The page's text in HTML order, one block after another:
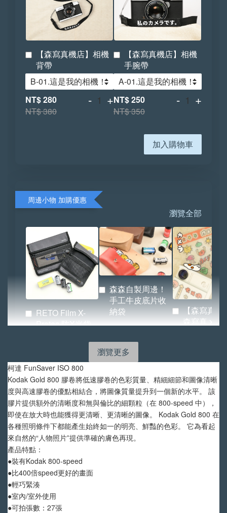
【森寫真機店】相機
背帶
NT$ 280
NT$ 380
- +
【森寫真機店】相機
手腕帶
NT$ 250
NT$ 350
- +
加入購物車
周邊小物 加購優惠
瀏覽全部
RETO Film X-
Protec 防X光袋
NT$ 855
NT$ 950
-
森森自製周邊！
手工牛皮底片收
納袋
NT$ 580
【森寫真機
森寫真 x
NT$ 72
NT$ 80
加入購物車
手工植鞣牛皮傘繩背帶 加購優惠
瀏覽更多
柯達 FunSaver ISO 800
Kodak Gold 800 膠卷將低速膠卷的色彩質量、精細細節和圖像清晰
度與高速膠卷的優點相結合，將圖像質量提升到一個新的水平。 該
膠片提供額外的清晰度和無與倫比的細顆粒（在 800-speed 中），
即使在放大時也能獲得更清晰、更清晰的圖像。 Kodak Gold 800 在
各種照明條件下都能產生始終如一的明亮、鮮豔的色彩。 它為看起
來自然的“人物照片”提供準確的膚色再現。
產品特點：
●裝有Kodak 800-speed
●比400倍speed更好的畫面
●輕巧緊湊
●室內/室外使用
●可拍張數：27張